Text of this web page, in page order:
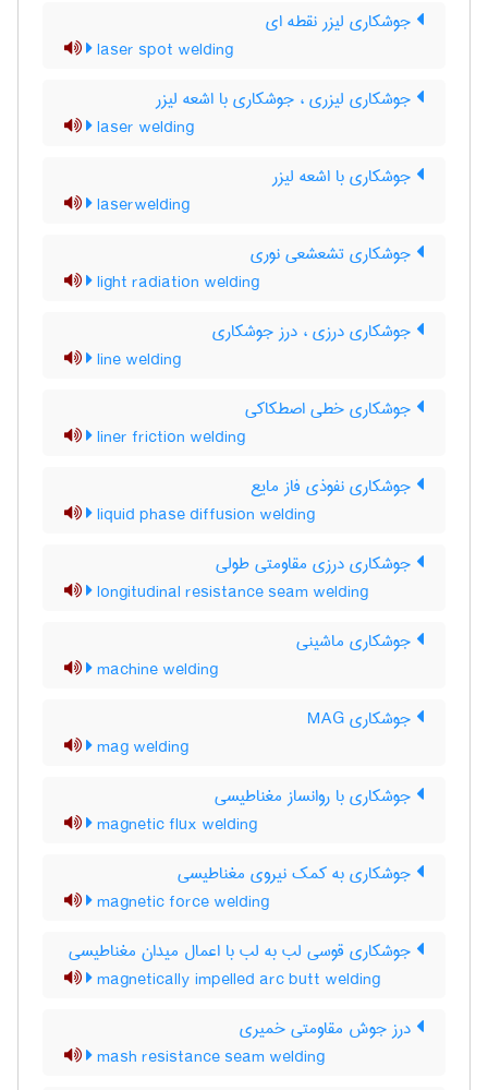
جوشکاری لیزر نقطه ای
laser spot welding
جوشکاری لیزری ، جوشکاری با اشعه لیزر
laser welding
جوشکاری با اشعه لیزر
laserwelding
جوشکاری تشعشعی نوری
light radiation welding
جوشکاری درزی ، درز جوشکاری
line welding
جوشکاری خطی اصطکاکی
liner friction welding
جوشکاری نفوذی فاز مایع
liquid phase diffusion welding
جوشکاری درزی مقاومتی طولی
longitudinal resistance seam welding
جوشکاری ماشینی
machine welding
جوشکاری MAG
mag welding
جوشکاری با روانساز مغناطیسی
magnetic flux welding
جوشکاری به کمک نیروی مغناطیسی
magnetic force welding
جوشکاری قوسی لب به لب با اعمال میدان مغناطیسی
magnetically impelled arc butt welding
درز جوش مقاومتی خمیری
mash resistance seam welding